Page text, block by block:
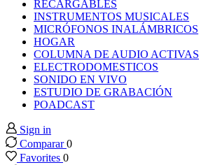
panel
RECARGABLES
INSTRUMENTOS MUSICALES
MICRÓFONOS INALÁMBRICOS
HOGAR
COLUMNA DE AUDIO ACTIVAS
ELECTRODOMESTICOS
SONIDO EN VIVO
ESTUDIO DE GRABACIÓN
POADCAST
Sign in
Comparar0
Favorites 0